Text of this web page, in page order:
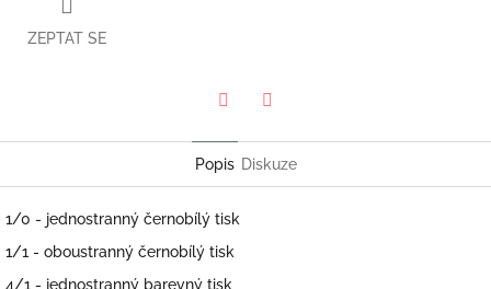
ZEPTAT SE
Popis Diskuze
1/0 - jednostranný černobílý tisk
1/1 - oboustranný černobílý tisk
4/1 - jednostranný barevný tisk